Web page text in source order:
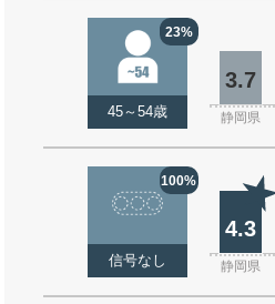
23%
45～54歳
3.7
静岡県
100%
信号なし
4.3
静岡県